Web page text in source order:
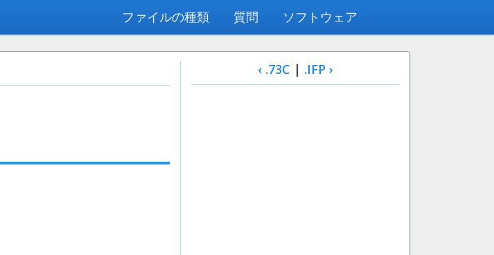
ファイルの種類 質問 ソフトウェア
‹ .73C | .IFP ›